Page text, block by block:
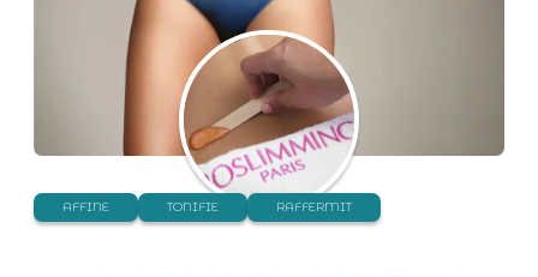
AFFINE TONIFIE RAFFERMIT